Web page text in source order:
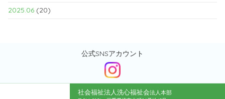
2025.06 (20)
公式SNSアカウント
社会福祉法人洗心福祉会法人本部